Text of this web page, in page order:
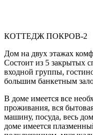
КОТТЕДЖ ПОКРОВ-2
Дом на двух этажах
Состоит из 5 закрытых
входной группы,
большим банкетным
В доме имеется все
проживания, вся
машину, посуда, весь
доме имеется